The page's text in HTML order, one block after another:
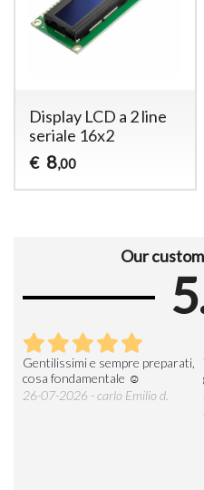
Display LCD a 2 line
seriale 16x2
€ 8,00
Our
Gentilissimi e sempre preparati,
cosa fondamentale ☺️
26-07-2026 - carlo Emilio d.